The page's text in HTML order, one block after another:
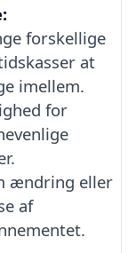
forskellige
at
imellem.
for
ændring eller
af